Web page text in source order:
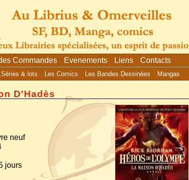
Commandes Evenements Liens Contacts
& lots Les Comics Les Bandes Dessinées Mangas
D'Hadès
neuf
jours